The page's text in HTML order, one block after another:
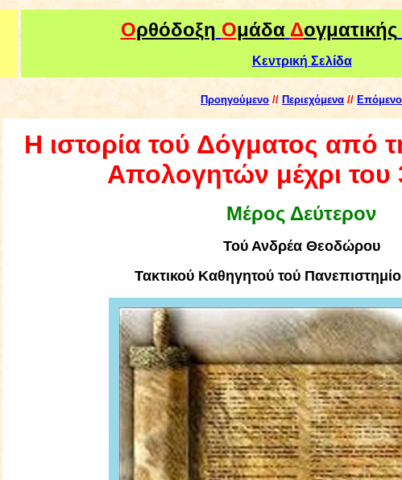
Ορθόδοξη Ομάδα Δογματικής
Κεντρική Σελίδα
Προηγούμενο // Περιεχόμενα // Επόμενο
Η ιστορία τού Δόγματος από
Απολογητών μέχρι του
Μέρος Δεύτερον
Τού Ανδρέα Θεοδώρου
Τακτικού Καθηγητού τού